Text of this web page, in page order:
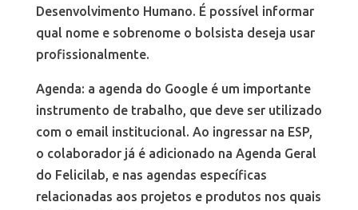
Desenvolvimento Humano. É possível informar
qual nome e sobrenome o bolsista deseja usar
profissionalmente.
Agenda: a agenda do Google é um importante
instrumento de trabalho, que deve ser utilizado
com o email institucional. Ao ingressar na ESP,
o colaborador já é adicionado na Agenda Geral
do Felicilab, e nas agendas específicas
relacionadas aos projetos e produtos nos quais